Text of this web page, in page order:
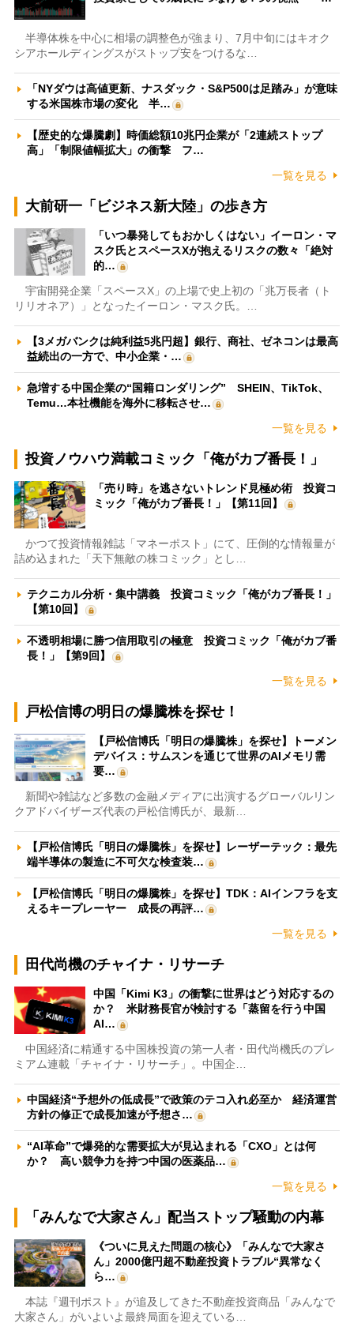
半導体株を中心に相場の調整色が強まり、7月中旬にはキオク
シアホールディングスがストップ安をつけるな…
「NYダウは高値更新、ナスダック・S&P500は足踏み」が意味
する米国株市場の変化 半…
【歴史的な爆騰劇】時価総額10兆円企業が「2連続ストップ
高」「制限値幅拡大」の衝撃 フ…
一覧を見る
大前研一「ビジネス新大陸」の歩き方
「いつ暴発してもおかしくはない」イーロン・マ
スク氏とスペースXが抱えるリスクの数々「絶対
的…
宇宙開発企業「スペースX」の上場で史上初の「兆万長者（ト
リリオネア）」となったイーロン・マスク氏。…
【3メガバンクは純利益5兆円超】銀行、商社、ゼネコンは最高
益続出の一方で、中小企業・…
急増する中国企業の“国籍ロンダリング” SHEIN、TikTok、
Temu…本社機能を海外に移転させ…
一覧を見る
投資ノウハウ満載コミック「俺がカブ番長！」
「売り時」を逃さないトレンド見極め術 投資コ
ミック「俺がカブ番長！」【第11回】
かつて投資情報雑誌「マネーポスト」にて、圧倒的な情報量が
詰め込まれた「天下無敵の株コミック」とし…
テクニカル分析・集中講義 投資コミック「俺がカブ番長！」
【第10回】
不透明相場に勝つ信用取引の極意 投資コミック「俺がカブ番
長！」【第9回】
一覧を見る
戸松信博の明日の爆騰株を探せ！
【戸松信博氏「明日の爆騰株」を探せ】トーメン
デバイス：サムスンを通じて世界のAIメモリ需
要…
新聞や雑誌など多数の金融メディアに出演するグローバルリン
クアドバイザーズ代表の戸松信博氏が、最新…
【戸松信博氏「明日の爆騰株」を探せ】レーザーテック：最先
端半導体の製造に不可欠な検査装…
【戸松信博氏「明日の爆騰株」を探せ】TDK：AIインフラを支
えるキープレーヤー 成長の再評…
一覧を見る
田代尚機のチャイナ・リサーチ
中国「Kimi K3」の衝撃に世界はどう対応するの
か？ 米財務長官が検討する「蒸留を行う中国
AI…
中国経済に精通する中国株投資の第一人者・田代尚機氏のプレ
ミアム連載「チャイナ・リサーチ」。中国企…
中国経済“予想外の低成長”で政策のテコ入れ必至か 経済運営
方針の修正で成長加速が予想さ…
“AI革命”で爆発的な需要拡大が見込まれる「CXO」とは何
か？ 高い競争力を持つ中国の医薬品…
一覧を見る
「みんなで大家さん」配当ストップ騒動の内幕
《ついに見えた問題の核心》「みんなで大家さ
ん」2000億円超不動産投資トラブル“異常なく
ら…
本誌『週刊ポスト』が追及してきた不動産投資商品「みんなで
大家さん」がいよいよ最終局面を迎えている…